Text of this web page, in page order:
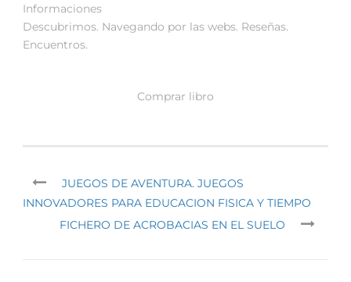
Informaciones
Descubrimos. Navegando por las webs. Reseñas.
Encuentros.
Comprar libro
JUEGOS DE AVENTURA. JUEGOS
INNOVADORES PARA EDUCACION FISICA Y TIEMPO
FICHERO DE ACROBACIAS EN EL SUELO